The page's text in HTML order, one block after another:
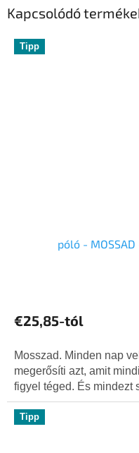
Kapcsolódó
Tipp
póló - MOSSAD
átlagos
5-
ből
5,0
csillag.
€25,85-tól
Mosszad. Minden nap
megerősíti azt, amit
figyel téged. És
Tipp